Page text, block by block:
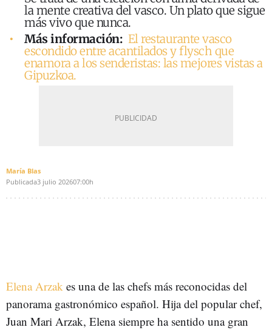
la mente creativa del vasco. Un plato que sigue
más vivo que nunca.
Más información: El restaurante vasco
escondido entre acantilados y flysch que
enamora a los senderistas: las mejores vistas a
Gipuzkoa.
María Blas
Publicada3 julio 202607:00h
Elena Arzak es una de las chefs más reconocidas del
panorama gastronómico español. Hija del popular chef,
Juan Mari Arzak, Elena siempre ha sentido una gran